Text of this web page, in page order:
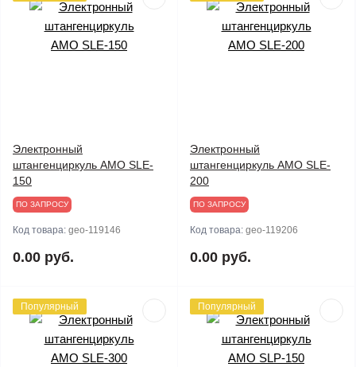
Электронный
штангенциркуль AMO SLE-
150
ПО ЗАПРОСУ
Код товара: geo-119146
0.00 руб.
Электронный
штангенциркуль AMO SLE-
200
ПО ЗАПРОСУ
Код товара: geo-119206
0.00 руб.
Популярный Популярный